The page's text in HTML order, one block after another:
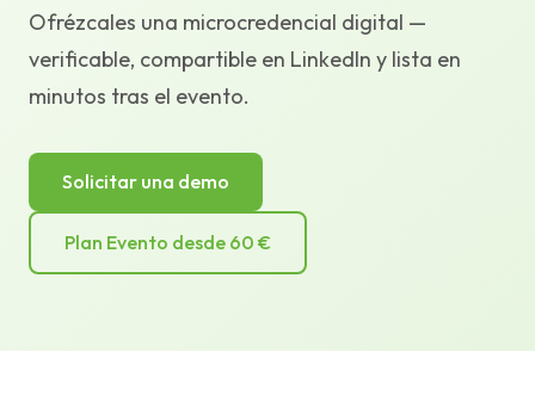
Ofrézcales una microcredencial digital —
verificable, compartible en LinkedIn y lista en
minutos tras el evento.
Solicitar una demo
Plan Evento desde 60 €